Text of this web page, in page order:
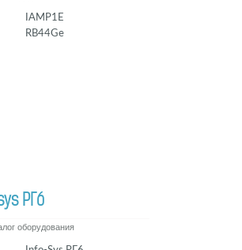
IAMP1E
RB44Ge
РГ6
оборудования